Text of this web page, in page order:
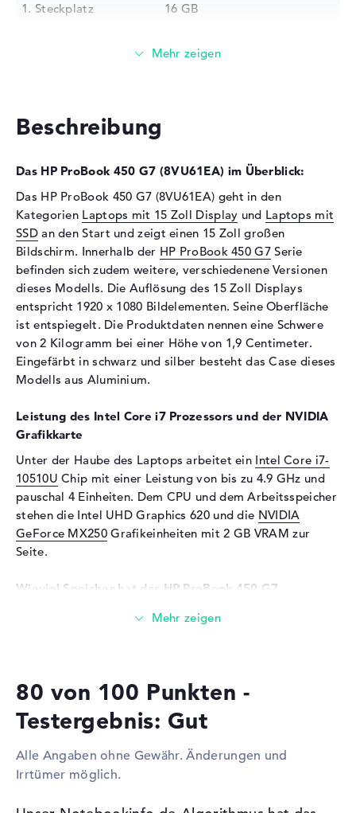
1. Steckplatz
16 GB
16 GB
Festplatte
Schnittstelle
PCIe
2. Festplatte
1 GB - 5400 rpm
Schnittstelle (2.
Festplatte)
Serial ATA
Laufwerks-Typ
ohne Laufwerk
Display
Display-Typ
15,6" TFT
Max. Auflösung
1920 x 1080
Besonderheiten
Display, entspiegelt, LED-
Kartenleser
Unterstützte Flash-
Speicherkarten
SDHC, SDXC, SD Memory
Card
Audio
Eingabegeräte
Tastatur (Beleuchtet
(hintergrund)), Touchpad
Netzwerk
(10/100/1000)
Beschreibung
Das HP ProBook 450 G7 (8VU61EA) im Überblick:
Das HP ProBook 450 G7 (8VU61EA) geht in den
Kategorien Laptops mit 15 Zoll Display und Laptops mit
SSDan den Start und zeigt einen 15 Zoll großen
Bildschirm. Innerhalb der HP ProBook 450 G7Serie
befinden sich zudem weitere, verschiedenene Versionen
dieses Modells. Die Auflösung des 15 Zoll Displays
entspricht 1920 x 1080 Bildelementen. Seine Oberfläche
ist entspiegelt. Die Produktdaten nennen eine Schwere
von 2 Kilogramm bei einer Höhe von 1,9 Centimeter.
Eingefärbt in schwarz und silber besteht das Case dieses
Modells aus Aluminium.
Leistung des Intel Core i7 Prozessors und der NVIDIA
Grafikkarte
Unter der Haube des Laptops arbeitet ein Intel Core i7-
10510U Chip mit einer Leistung von bis zu 4.9 GHz und
pauschal 4 Einheiten. Dem CPU und dem Arbeitsspeicher
stehen die Intel UHD Graphics 620 und die NVIDIA
GeForce MX250Grafikeinheiten mit 2 GB VRAM zur
Seite.
Wieviel Speicher hat das HP ProBook 450 G7
verbessern kann, kann dies bis maximal 32 GByte
GB. In diesem Fall wird hierinstalliert.
Diese Schnittstellen und Funkverbindungen sind an
Bord:
80 von 100 Punkten -
Testergebnis: Gut
Alle Angaben ohne Gewähr. Änderungen und
Irrtümer möglich.